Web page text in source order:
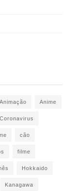
Animação Anime
Coronavirus
cão
filme
Hokkaido
Kanagawa